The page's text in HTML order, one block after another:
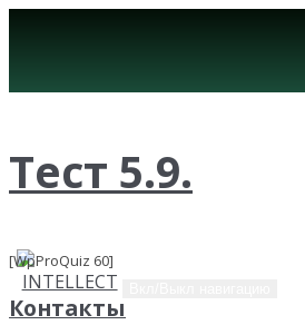
Тест 5.9.
[WpProQuiz 60]
Контакты